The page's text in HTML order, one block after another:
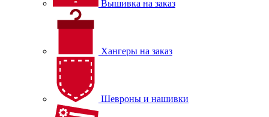
Вышивка на заказ
Хангеры на заказ
Шевроны и нашивки